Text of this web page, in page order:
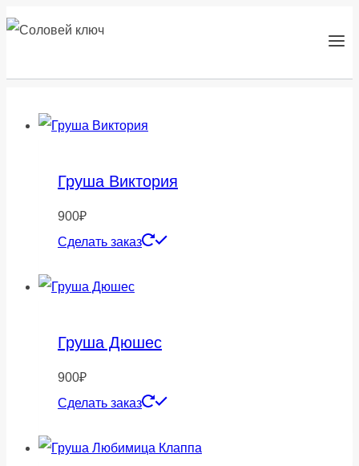
Перейти
Груша Виктория
900₽
Сделать заказ
Груша Дюшес
900₽
Сделать заказ